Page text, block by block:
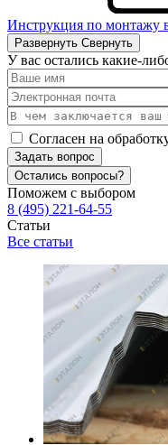
Инструкция по монтажу
Развернуть Свернуть
У вас остались какие-
Согласен на
Задать вопрос
Остались вопросы?
Поможем с выбором
8 (495) 221-64-55
Статьи
Все статьи